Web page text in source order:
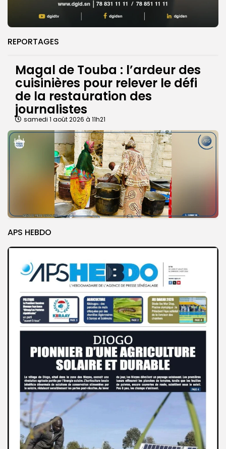
REPORTAGES
Magal de Touba : l’ardeur des
cuisinières pour relever le défi
de la restauration des
journalistes
samedi 1 août 2026 à 11h21
APS HEBDO